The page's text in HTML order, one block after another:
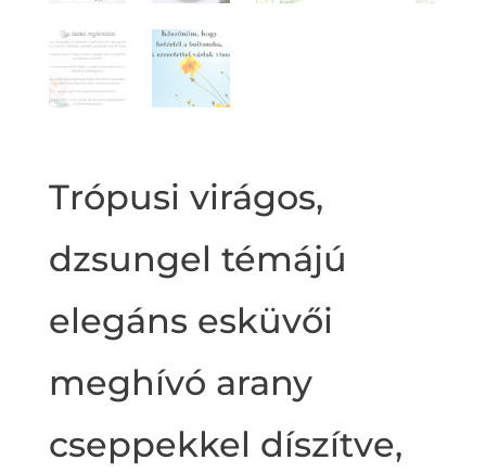
Trópusi virágos,
dzsungel témájú
elegáns esküvői
meghívó arany
cseppekkel díszítve,